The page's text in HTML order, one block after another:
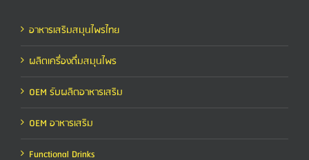
อาหารเสริมสมุนไพรไทย
ผลิตเครื่องดื่มสมุนไพร
OEM รับผลิตอาหารเสริม
OEM อาหารเสริม
Functional Drinks